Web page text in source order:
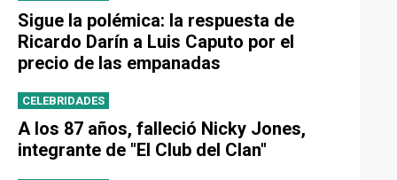
Sigue la polémica: la respuesta de
Ricardo Darín a Luis Caputo por el
precio de las empanadas
CELEBRIDADES
A los 87 años, falleció Nicky Jones,
integrante de "El Club del Clan"